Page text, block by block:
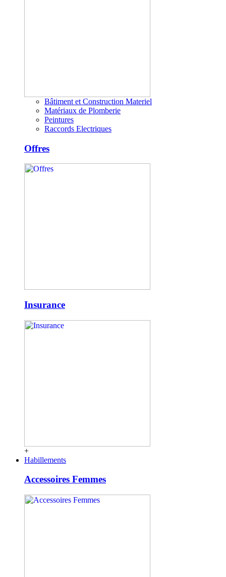
Bâtiment et Construction Materiel
Matériaux de Plomberie
Peintures
Raccords Electriques
Offres
Insurance
+
Habillements
Accessoires Femmes